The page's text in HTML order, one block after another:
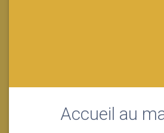
Accueil au